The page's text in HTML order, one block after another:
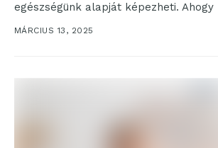
egészségünk alapját képezheti.
mély lélegzeteket veszünk, a...
MÁRCIUS 13, 2025